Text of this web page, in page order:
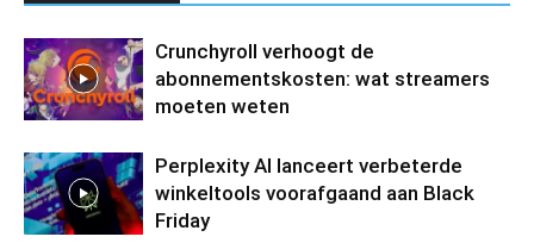
Crunchyroll verhoogt de
abonnementskosten: wat streamers
moeten weten
Perplexity AI lanceert verbeterde
winkeltools voorafgaand aan Black
Friday